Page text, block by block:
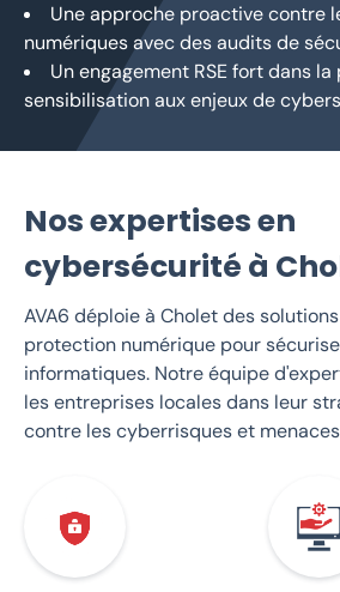
Une approche proactive contre
numériques avec des audits de
Un engagement RSE fort dans
sensibilisation aux enjeux de
Nos expertises en
cybersécurité à
AVA6 déploie à Cholet des
protection numérique pour
informatiques. Notre équipe
les entreprises locales dans leur
contre les cyberrisques et